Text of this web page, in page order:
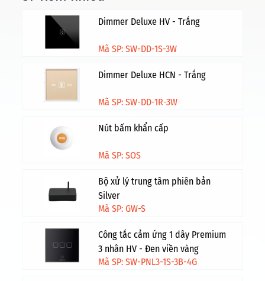
Dimmer Deluxe HV - Trắng
Mã SP: SW-DD-1S-3W
Dimmer Deluxe HCN - Trắng
Mã SP: SW-DD-1R-3W
Nút bấm khẩn cấp
Mã SP: SOS
Bộ xử lý trung tâm phiên bản
Silver
Mã SP: GW-S
Công tắc cảm ứng 1 dây Premium
3 nhân HV - Đen viền vàng
Mã SP: SW-PNL3-1S-3B-4G